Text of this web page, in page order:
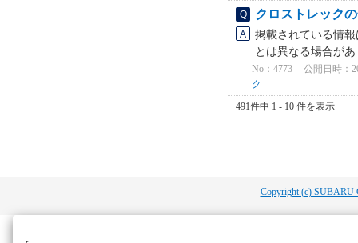
クロストレック
掲載されている情
とは異なる場合が
No：4773
公開日時：
ク
491件中 1 - 10 件を表示
Copyright (c) SUBARU